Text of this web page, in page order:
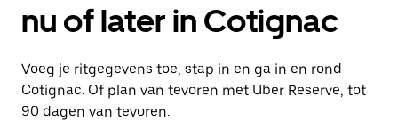
nu of later in Cotignac
Voeg je ritgegevens toe, stap in en ga in en rond
Cotignac. Of plan van tevoren met Uber Reserve, tot
90 dagen van tevoren.